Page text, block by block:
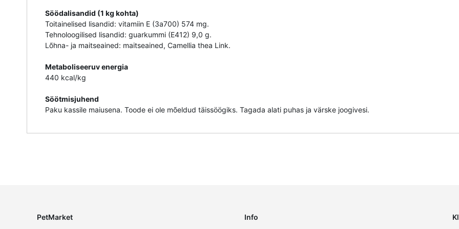
Söödalisandid (1 kg kohta)
Toitainelised lisandid: vitamiin E (3a700) 574 mg.
Tehnoloogilised lisandid: guarkummi (E412) 9,0 g.
Lõhna- ja maitseained: maitseained, Camellia thea Link.
Metaboliseeruv energia
440 kcal/kg
Söötmisjuhend
Paku kassile maiusena. Toode ei ole mõeldud täissöögiks. Tagada alati puhas ja värske joogivesi.
PetMarket
Info